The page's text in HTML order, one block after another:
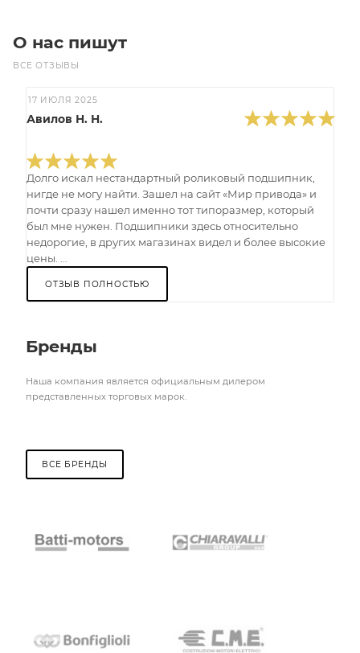
О нас пишут
ВСЕ ОТЗЫВЫ
17 ИЮЛЯ 2025
Авилов Н. Н.
Долго искал нестандартный роликовый подшипник,
нигде не могу найти. Зашел на сайт «Мир привода» и
почти сразу нашел именно тот типоразмер, который
был мне нужен. Подшипники здесь относительно
недорогие, в других магазинах видел и более высокие
цены. ...
ОТЗЫВ ПОЛНОСТЬЮ
Бренды
Наша компания является официальным дилером
представленных торговых марок.
ВСЕ БРЕНДЫ